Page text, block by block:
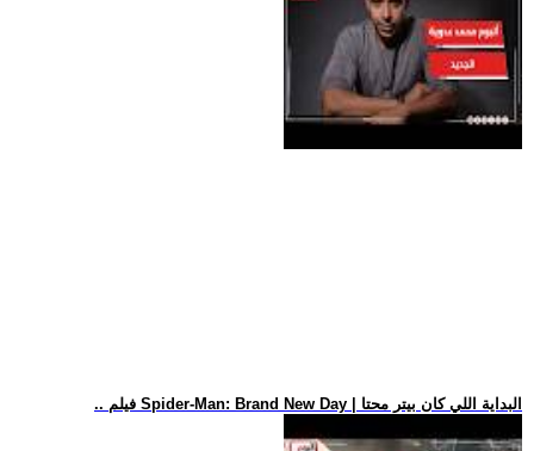
.. فيلم Spider-Man: Brand New Day | البداية اللي كان بيتر محتا